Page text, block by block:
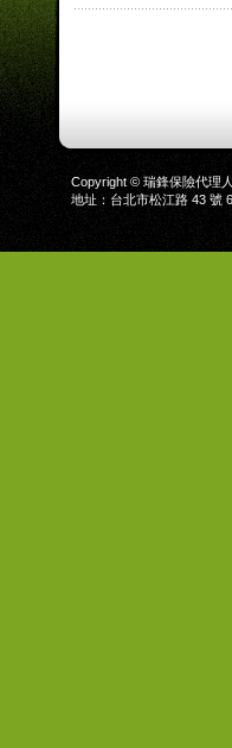
Copyright © 瑞鋒保險代理
地址：台北市松江路 43 號